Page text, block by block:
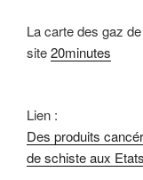
La carte des gaz
site20minutes
Lien :
Des produits
de schiste aux